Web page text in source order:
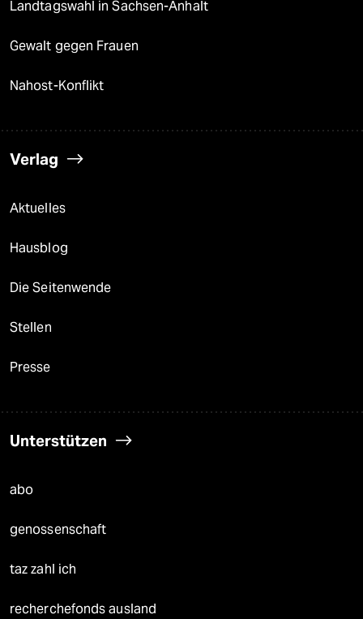
Landtagswahl in Sachsen-Anhalt
Gewalt gegen Frauen
Nahost-Konflikt
Verlag
Aktuelles
Hausblog
Die Seitenwende
Stellen
Presse
Unterstützen
abo
genossenschaft
taz zahl ich
recherchefonds ausland